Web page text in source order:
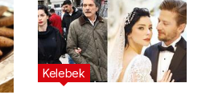
Kelebek